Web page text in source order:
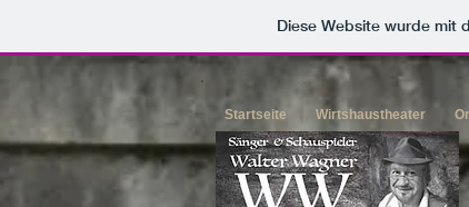
Diese Website wurde mit
Startseite Wirtshaustheater